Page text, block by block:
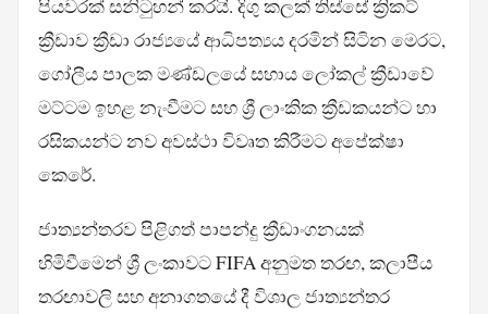
පියවරක් සනිටුහන් කරයි. දිගු කලක් තිස්සේ ක්‍රිකට්
ක්‍රීඩාව ක්‍රීඩා රාජ්‍යයේ ආධිපත්‍යය දරමින් සිටින මෙරට,
ගෝලීය පාලක මණ්ඩලයේ සහාය ලෝකල් ක්‍රීඩාවේ
මට්ටම ඉහළ නැංවීමට සහ ශ්‍රී ලාංකික ක්‍රීඩකයන්ට හා
රසිකයන්ට නව අවස්ථා විවෘත කිරීමට අපේක්ෂා
කෙරේ.
ජාත්‍යන්තරව පිළිගත් පාපන්දු ක්‍රීඩාංගනයක්
හිමිවීමෙන් ශ්‍රී ලංකාවට FIFA අනුමත තරඟ, කලාපීය
තරඟාවලි සහ අනාගතයේ දී විශාල ජාත්‍යන්තර